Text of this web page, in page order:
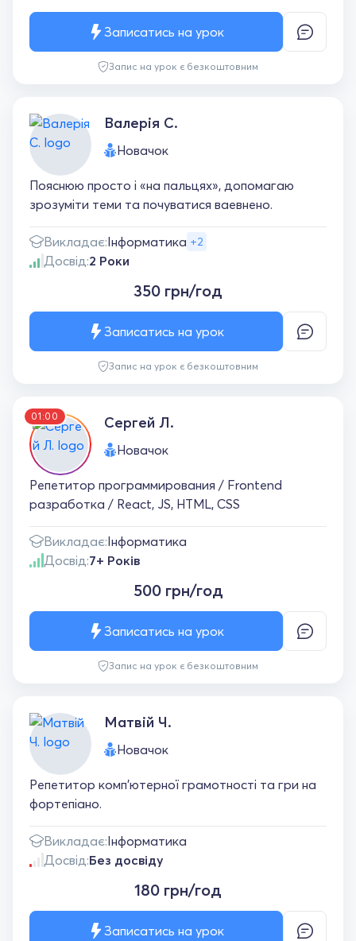
Запис на урок є безкоштовним
Записатись на урок
Валерія С.
Новачок
Пояснюю просто і «на пальцях», допомагаю
зрозуміти теми та почуватися ваевнено.
Викладає:Інформатика +2
Досвід:2 Роки
350 грн/год
Запис на урок є безкоштовним
Записатись на урок
01:00 Сергей Л.
Новачок
Репетитор программирования / Frontend
разработка / React, JS, HTML, CSS
Викладає:Інформатика
Досвід:7+ Років
500 грн/год
Запис на урок є безкоштовним
Записатись на урок
Матвій Ч.
Новачок
Репетитор комп'ютерної грамотності та гри на
фортепіано.
Викладає:Інформатика
Досвід:Без досвіду
180 грн/год
Записатись на урок